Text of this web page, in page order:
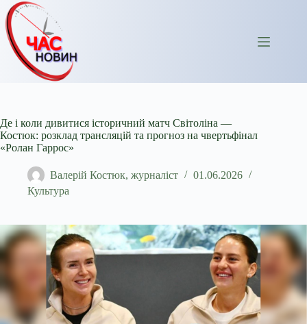
Перейти
до
вмісту
Де і коли дивитися історичний матч Світоліна —
Костюк: розклад трансляцій та прогноз на чвертьфінал
«Ролан Гаррос»
Валерій Костюк, журналіст
01.06.2026
Культура